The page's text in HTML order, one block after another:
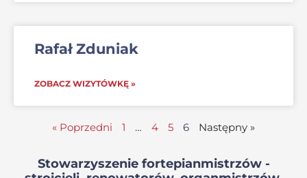
Rafał Zduniak
ZOBACZ WIZYTÓWKĘ »
« Poprzedni 1 … 4 5 6 Następny »
Stowarzyszenie fortepianmistrzów -